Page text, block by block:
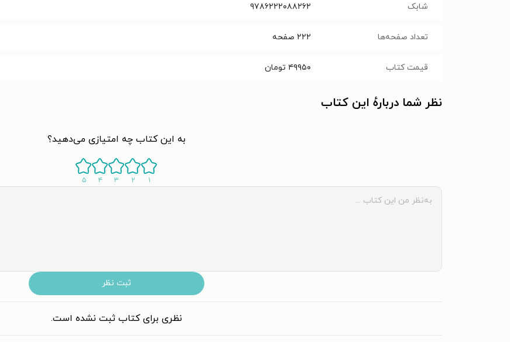
شابک ۹۷۸۶۲۲۲۰۸۸۲۶۲
تعداد صفحه‌ها ۲۲۲ صفحه
قیمت کتاب ۴۹۹۵۰ تومان
نظر شما دربارهٔ این کتاب
به این کتاب چه امتیازی می‌دهید؟
۱ ۲ ۳ ۴ ۵
ثبت نظر
نظری برای کتاب ثبت نشده است.